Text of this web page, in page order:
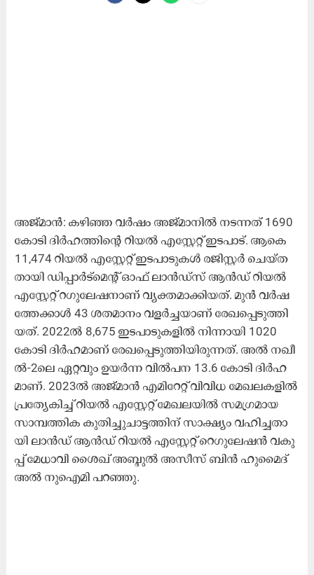
അ​ജ്മാ​ന്‍: ക​ഴി​ഞ്ഞ വ​ര്‍ഷം അ​ജ്മാ​നി​ല്‍ ന​ട​ന്ന​ത് 1690
കോ​ടി ദി​ര്‍ഹ​ത്തി​ന്‍റെ റി​യ​ൽ എ​സ്റ്റേ​റ്റ് ഇ​ട​പാ​ട്. ആ​കെ
11,474 റി​യ​ൽ എ​സ്റ്റേ​റ്റ് ഇ​ട​പാ​ടു​ക​ൾ ര​ജി​സ്റ്റ​ർ ചെ​യ്ത​
താ​യി ഡി​പ്പാ​ർ​ട്മെ​ന്റ് ഓ​ഫ് ലാ​ൻ​ഡ്സ് ആ​ൻ​ഡ് റി​യ​ൽ
എ​സ്റ്റേ​റ്റ് റ​ഗു​ലേ​ഷ​നാ​ണ്​ വ്യ​ക്ത​മാ​ക്കി​യ​ത്. മു​ൻ വ​ർ​ഷ​
ത്തേ​ക്കാ​ൾ 43 ശ​ത​മാ​നം വ​ള​ർ​ച്ച​യാ​ണ് രേ​ഖ​പ്പെ​ടു​ത്തി​
യ​ത്. 2022ല്‍ 8,675 ​ഇ​ട​പാ​ടു​ക​ളി​ല്‍ നി​ന്നാ​യി 1020
കോ​ടി ദി​ര്‍ഹ​മാ​ണ് രേ​ഖ​പ്പെ​ടു​ത്തി​യി​രു​ന്ന​ത്. അ​ൽ ന​ഖീ​
ൽ-2​ലെ ഏ​റ്റ​വും ഉ​യ​ർ​ന്ന വി​ൽ​പ​ന 13.6 കോ​ടി ദി​ർ​ഹ​
മാ​ണ്. 2023ൽ ​അ​ജ്മാ​ൻ എ​മി​റേ​റ്റ് വി​വി​ധ മേ​ഖ​ല​ക​ളി​ൽ
പ്ര​ത്യേ​കി​ച്ച് റി​യ​ൽ എ​സ്റ്റേ​റ്റ് മേ​ഖ​ല​യി​ൽ സ​മ​ഗ്ര​മാ​യ
സാ​മ്പ​ത്തി​ക കു​തി​ച്ചു​ചാ​ട്ട​ത്തി​ന് സാ​ക്ഷ്യം വ​ഹി​ച്ച​താ​
യി ലാ​ൻ​ഡ് ആ​ൻ​ഡ് റി​യ​ൽ എ​സ്റ്റേ​റ്റ് റെ​ഗു​ലേ​ഷ​ൻ വ​കു​
പ്പ് മേ​ധാ​വി ശൈ​ഖ് അ​ബ്ദു​ൽ അ​സീ​സ് ബി​ൻ ഹു​മൈ​ദ്
അ​ൽ നു​ഐ​മി പ​റ​ഞ്ഞു.